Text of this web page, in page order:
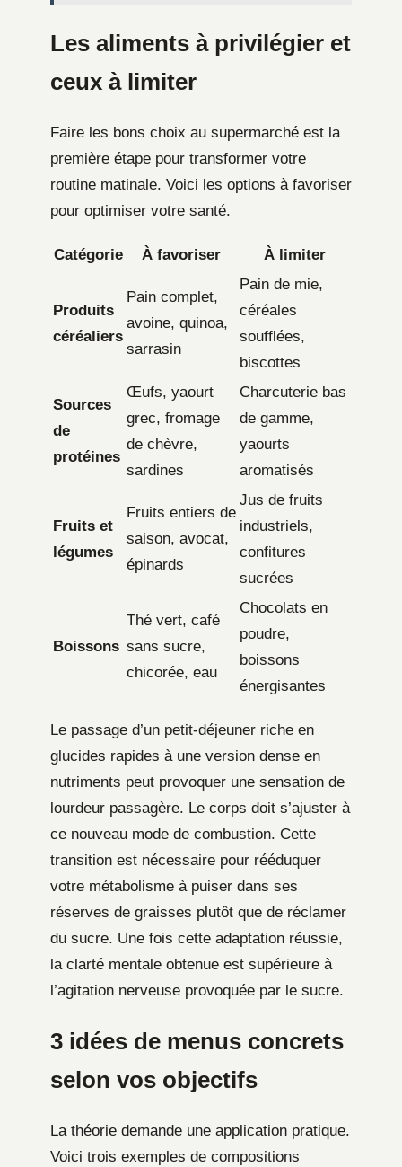
Les aliments à privilégier et
ceux à limiter
Faire les bons choix au supermarché est la
première étape pour transformer votre
routine matinale. Voici les options à favoriser
pour optimiser votre santé.
Catégorie À favoriser À limiter
Produits
céréaliers
Pain complet,
avoine, quinoa,
sarrasin
Pain de mie,
céréales
soufflées,
biscottes
Sources
de
protéines
Œufs, yaourt
grec, fromage
de chèvre,
sardines
Charcuterie bas
de gamme,
yaourts
aromatisés
Fruits et
légumes
Fruits entiers de
saison, avocat,
épinards
Jus de fruits
industriels,
confitures
sucrées
Boissons
Thé vert, café
sans sucre,
chicorée, eau
Chocolats en
poudre,
boissons
énergisantes
Le passage d’un petit-déjeuner riche en
glucides rapides à une version dense en
nutriments peut provoquer une sensation de
lourdeur passagère. Le corps doit s’ajuster à
ce nouveau mode de combustion. Cette
transition est nécessaire pour rééduquer
votre métabolisme à puiser dans ses
réserves de graisses plutôt que de réclamer
du sucre. Une fois cette adaptation réussie,
la clarté mentale obtenue est supérieure à
l’agitation nerveuse provoquée par le sucre.
3 idées de menus concrets
selon vos objectifs
La théorie demande une application pratique.
Voici trois exemples de compositions